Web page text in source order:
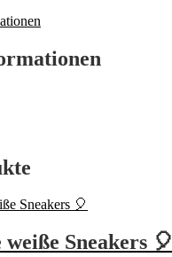
weiße Sneakers 🎈